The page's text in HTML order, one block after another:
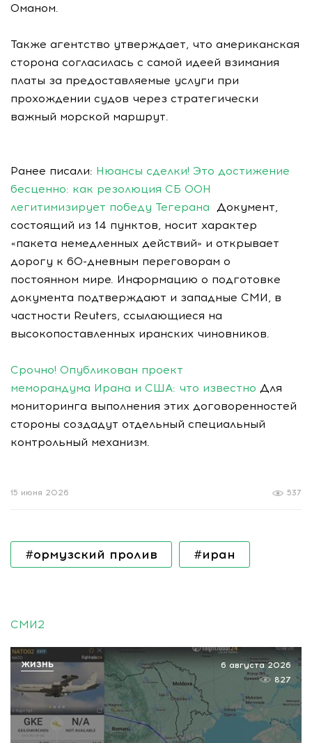
Оманом.
Также агентство утверждает, что американская
сторона согласилась с самой идеей взимания
платы за предоставляемые услуги при
прохождении судов через стратегически
важный морской маршрут.
Ранее писали: Нюансы сделки! Это достижение
бесценно: как резолюция СБ ООН
легитимизирует победу Тегерана Документ,
состоящий из 14 пунктов, носит характер
«пакета немедленных действий» и открывает
дорогу к 60-дневным переговорам о
постоянном мире. Информацию о подготовке
документа подтверждают и западные СМИ, в
частности Reuters, ссылающиеся на
высокопоставленных иранских чиновников.
Срочно! Опубликован проект
меморандума Ирана и США: что известно Для
мониторинга выполнения этих договоренностей
стороны создадут отдельный специальный
контрольный механизм.
537
15 июня 2026
#ормузский пролив #иран
СМИ2
6 августа 2026
827
ЖИЗНЬ